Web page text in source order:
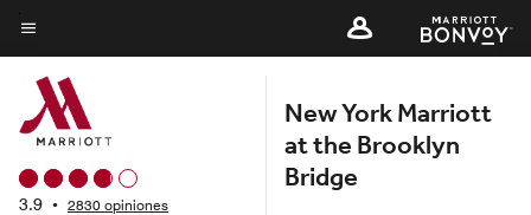
Skip
to
main
content
Texto del menú
3.9 • 2830 opiniones
New York Marriott
at the Brooklyn
Bridge